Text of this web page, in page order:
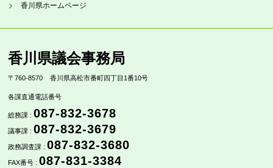
香川県ホームページ
香川県議会事務局
〒760-8570 香川県高松市番町四丁目1番10号
各課直通電話番号
総務課 : 087-832-3678
議事課 : 087-832-3679
政務調査課 : 087-832-3680
FAX番号 : 087-831-3384